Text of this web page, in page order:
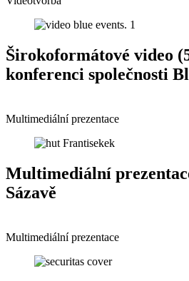
Širokoformátové video
konferenci společnosti
Multimediální prezentace
Multimediální
Sázavě
Multimediální prezentace